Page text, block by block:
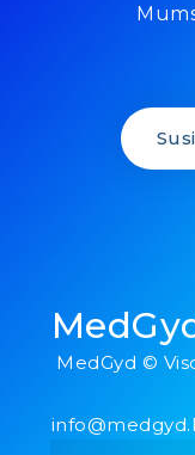
MedGyd ©